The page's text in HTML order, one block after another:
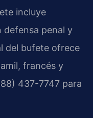
incluye
defensa penal y
del bufete ofrece
francés y
437-7747 para